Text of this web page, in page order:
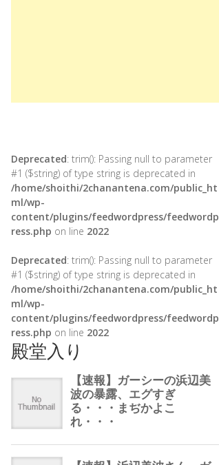
Deprecated: trim(): Passing null to parameter
#1 ($string) of type string is deprecated in
/home/shoithi/2chanantena.com/public_ht
ml/wp-
content/plugins/feedwordpress/feedwordp
ress.php on line 2022
Deprecated: trim(): Passing null to parameter
#1 ($string) of type string is deprecated in
/home/shoithi/2chanantena.com/public_ht
ml/wp-
content/plugins/feedwordpress/feedwordp
ress.php on line 2022
殿堂入り